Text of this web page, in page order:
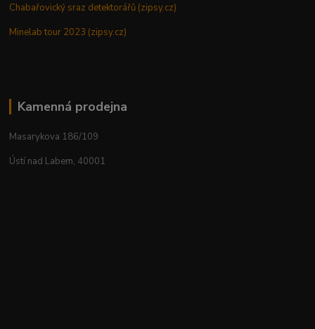
Chabařovický sraz detektorářů (zipsy.cz)
Minelab tour 2023 (zipsy.cz)
Kamenná prodejna
Masarykova 186/109
Ústí nad Labem, 40001